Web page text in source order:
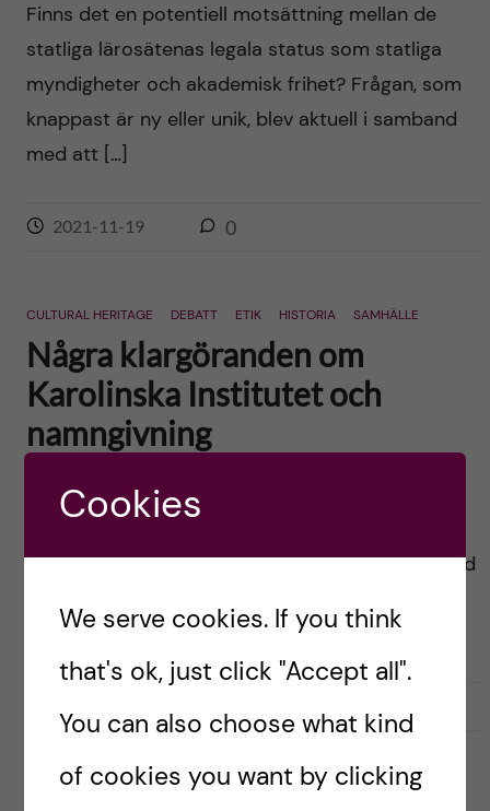
Finns det en potentiell motsättning mellan de
statliga lärosätenas legala status som statliga
myndigheter och akademisk frihet? Frågan, som
knappast är ny eller unik, blev aktuell i samband
med att […]
2021-11-19 0
CULTURAL HERITAGE DEBATT ETIK HISTORIA SAMHÄLLE
Några klargöranden om
Karolinska Institutet och
namngivning
Posted by Ole Petter Ottersen
debatt kring frågor som rör namngivning av bland
campus. Ni som läser min blogg känner […]
ORGANISATION
Cookies
We serve cookies. If you think
that's ok, just click "Accept all".
You can also choose what kind
of cookies you want by clicking